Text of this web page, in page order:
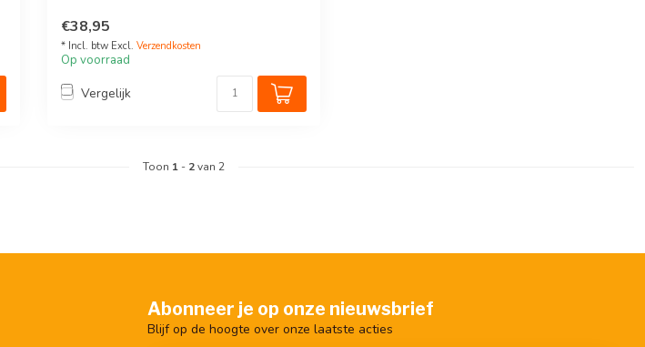
€38,95
* Incl. btw Excl. Verzendkosten
Op voorraad
Vergelijk
Toon 1 - 2van 2
Abonneer je op onze nieuwsbrief
Blijf op de hoogte over onze laatste acties